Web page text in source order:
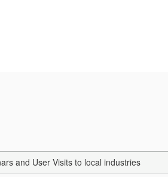
and User Visits to local industries